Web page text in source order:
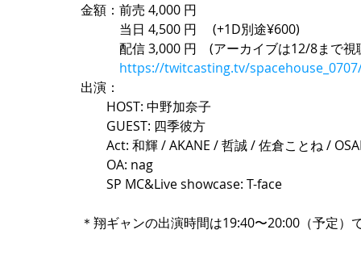
金額：前売 4,000 円
当日 4,500 円　 (+1D別途¥600)
配信 3,000 円　(アーカイブは12/8まで視
https://twitcasting.tv/
出演：
HOST: 中野加奈子
GUEST: 四季彼方
Act: 和輝 / AKANE / 哲誠 / 佐倉ことね /
OA: nag
SP MC&Live showcase: T-face
＊翔ギャンの出演時間は19:40〜20:00（予定）